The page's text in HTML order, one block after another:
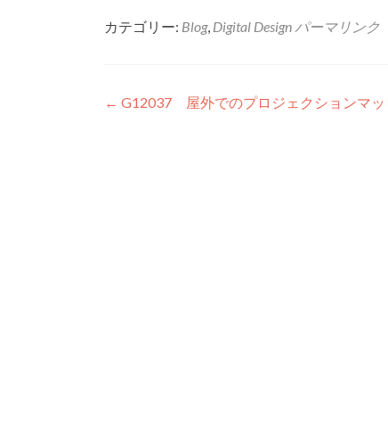
カテゴリー: Blog, Digital Design パーマリンク
投稿ナビゲーション
← G12037 屋外でのプロジェクションマッ